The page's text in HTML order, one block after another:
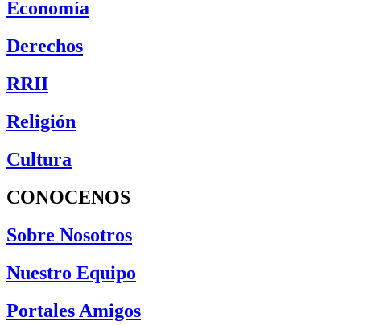
Economía
Derechos
RRII
Religión
Cultura
CONOCENOS
Sobre Nosotros
Nuestro Equipo
Portales Amigos